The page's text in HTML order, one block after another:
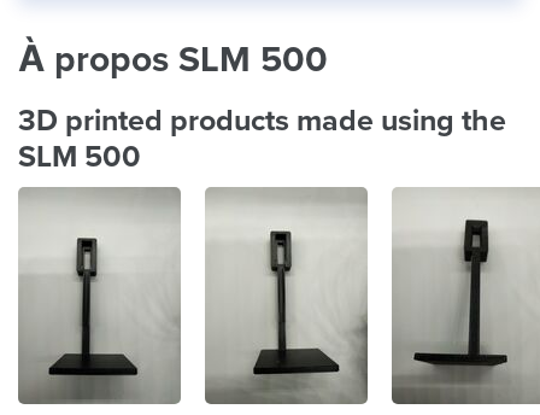
À propos SLM 500
3D printed products made using the
SLM 500